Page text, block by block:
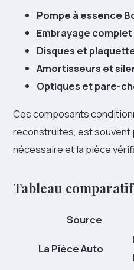
Pompe à essence
Embrayage complet
Disques et
Amortisseurs et
Optiques et pare-
Ces composants
reconstruites, est souvent
nécessaire et la pièce
Tableau
Source
La Pièce Auto